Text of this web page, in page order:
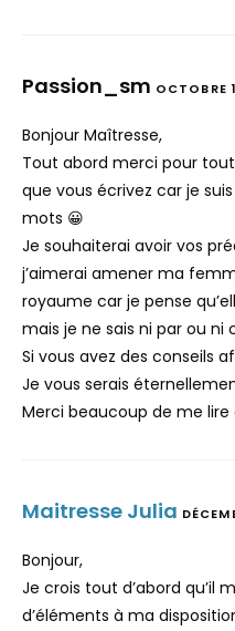
Passion_sm OCTOBRE
Bonjour Maîtresse,
Tout abord merci pour
que vous écrivez car je
mots 😀
Je souhaiterai avoir vos
j’aimerai amener ma
royaume car je pense
mais je ne sais ni par ou
Si vous avez des conseils
Je vous serais
Merci beaucoup de me
Maitresse Julia
Bonjour,
Je crois tout d’abord qu’il
d’éléments à ma